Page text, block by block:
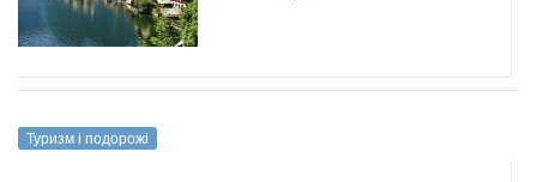
Туризм і подорожі